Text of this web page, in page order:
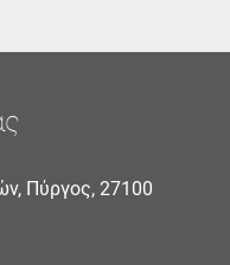
Πύργος, 27100